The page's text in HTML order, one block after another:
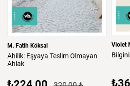
M. Fatih Köksal
Ahilik: Eşyaya TeslimOlmayan
Ahlak
Violet